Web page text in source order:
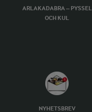
ARLAKADABRA – PYSSEL
OCH KUL
NYHETSBREV